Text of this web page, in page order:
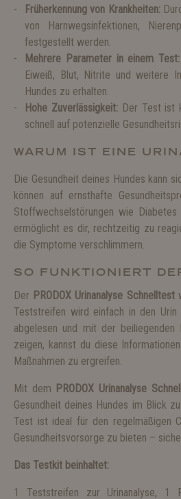
Früherkennung von Krankheiten:
von Harnwegsinfektionen,
festgestellt werden.
Mehrere Parameter in einem Test:
Eiweiß, Blut, Nitrite und weitere
Hundes zu erhalten.
Hohe Zuverlässigkeit:Der Test ist
schnell auf potenzielle
WARUM IST EINE
Die Gesundheit deines Hundes kann
können auf ernsthafte
Stoffwechselstörungen wie
ermöglicht es dir, rechtzeitig zu
die Symptome verschlimmern.
SO FUNKTIONIERT
Der PRODOX Urinanalyse Schnelltest
Teststreifen wird einfach in den Urin
abgelesen und mit der beiliegenden
zeigen, kannst du diese
Maßnahmen zu ergreifen.
Mit dem PRODOX Urinanalyse
Gesundheit deines Hundes im Blick
Test ist ideal für den regelmäßigen
Gesundheitsvorsorge zu bieten –
Das Testkit beinhaltet:
1 Teststreifen zur Urinanalyse, 1